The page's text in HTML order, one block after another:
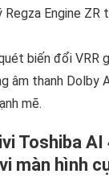
Regza Engine ZR
biến đổi VRR
âm thanh Dolby
mẽ.
Toshiba
màn hình